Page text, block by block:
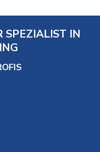
SPEZIALIST IN